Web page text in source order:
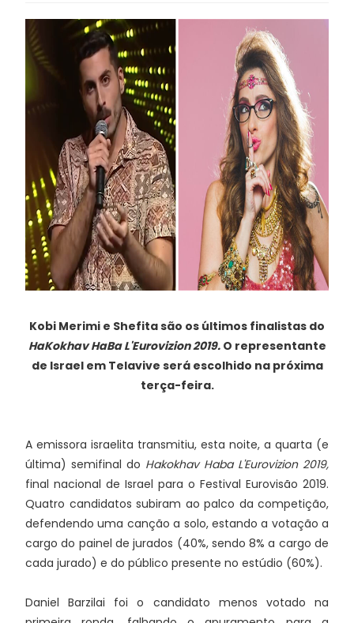
Kobi Merimi e Shefita são os últimos finalistas do
HaKokhav HaBa L'Eurovizion 2019. O representante
de Israel em Telavive será escolhido na próxima
terça-feira.
A emissora israelita transmitiu, esta noite, a quarta (e
última) semifinal do Hakokhav Haba L'Eurovizion 2019,
final nacional de Israel para o Festival Eurovisão 2019.
Quatro candidatos subiram ao palco da competição,
defendendo uma canção a solo, estando a votação a
cargo do painel de jurados (40%, sendo 8% a cargo de
cada jurado) e do público presente no estúdio (60%).
Daniel Barzilai foi o candidato menos votado na